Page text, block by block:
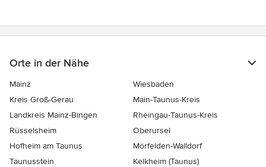
Orte in der Nähe
Mainz
Wiesbaden
Kreis Groß-Gerau
Main-Taunus-Kreis
Landkreis Mainz-Bingen
Rheingau-Taunus-Kreis
Rüsselsheim
Oberursel
Hofheim am Taunus
Mörfelden-Walldorf
Taunusstein
Kelkheim (Taunus)